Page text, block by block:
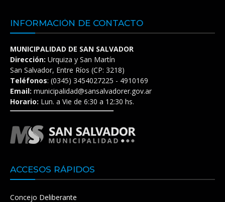
INFORMACIÓN DE CONTACTO
MUNICIPALIDAD DE SAN SALVADOR
Dirección: Urquiza y San Martín
San Salvador, Entre Ríos (CP: 3218)
Teléfonos: (0345) 3454027225 - 4910169
Email: municipalidad@sansalvadorer.gov.ar
Horario: Lun. a Vie de 6:30 a 12:30 hs.
ACCESOS RÁPIDOS
Concejo Deliberante